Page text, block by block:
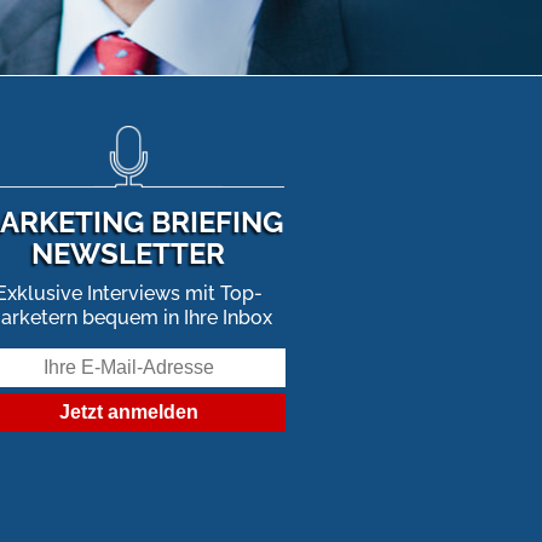
BRIEFING
NEWSLETTER
Interviews mit Top-
bequem in Ihre Inbox